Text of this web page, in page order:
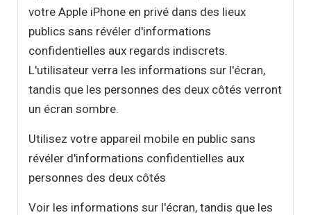
votre Apple iPhone en privé dans des lieux
publics sans révéler d'informations
confidentielles aux regards indiscrets.
L'utilisateur verra les informations sur l'écran,
tandis que les personnes des deux côtés verront
un écran sombre.
Utilisez votre appareil mobile en public sans
révéler d'informations confidentielles aux
personnes des deux côtés
Voir les informations sur l'écran, tandis que les